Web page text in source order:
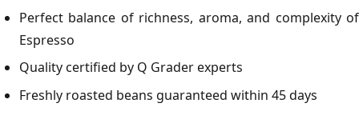
Perfect balance of richness, aroma, and complexity of
Espresso
Quality certified by Q Grader experts
Freshly roasted beans guaranteed within 45 days